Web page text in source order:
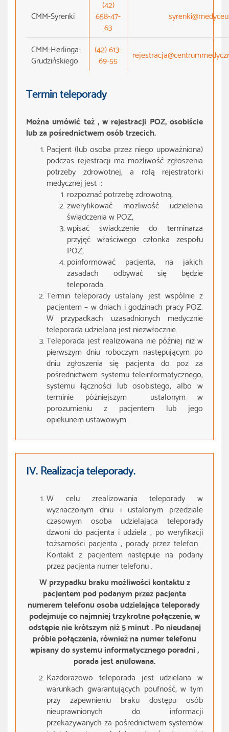
CMM-Syrenki
(42)
658-47-
63
CMM-Herlinga-
Grudzińskiego
(42) 613-
69-55
Termin teleporady
Można umówić też , w rejestracji POZ, osobiście
lub za pośrednictwem osób trzecich.
Pacjent (lub osoba przez niego upoważniona)
podczas rejestracji ma możliwość zgłoszenia
potrzeby zdrowotnej, a rolą rejestratorki
medycznej jest :
rozpoznać potrzebę zdrowotną,
zweryfikować możliwość udzielenia
świadczenia w POZ,
wpisać świadczenie do terminarza
przyjęć właściwego członka zespołu
POZ,
poinformować pacjenta, na jakich
zasadach odbywać się będzie
teleporada.
Termin teleporady ustalany jest wspólnie z
pacjentem – w dniach i godzinach pracy POZ.
W przypadkach uzasadnionych medycznie
teleporada udzielana jest niezwłocznie.
Teleporada jest realizowana nie później niż w
pierwszym dniu roboczym następującym po
dniu zgłoszenia się pacjenta do poz za
pośrednictwem systemu teleinformatycznego,
systemu łączności lub osobistego, albo w
terminie późniejszym ustalonym w
porozumieniu z pacjentem lub jego
opiekunem ustawowym.
IV. Realizacja teleporady.
W celu zrealizowania teleporady w
wyznaczonym dniu i ustalonym przedziale
czasowym osoba udzielająca teleporady
dzwoni do pacjenta i udziela , po weryfikacji
tożsamości pacjenta , porady przez telefon .
Kontakt z pacjentem następuje na podany
przez pacjenta numer telefonu .
W przypadku braku możliwości kontaktu z
pacjentem pod podanym przez pacjenta
numerem telefonu osoba udzielająca teleporady
podejmuje co najmniej trzykrotne połączenie, w
odstępie nie krótszym niż 5 minut . Po nieudanej
próbie połączenia, również na numer telefonu
wpisany do systemu informatycznego poradni ,
porada jest anulowana.
Każdorazowo teleporada jest udzielana w
warunkach gwarantujących poufność, w tym
przy zapewnieniu braku dostępu osób
nieuprawnionych do informacji
przekazywanych za pośrednictwem systemów